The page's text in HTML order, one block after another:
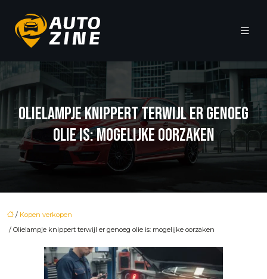
OLIELAMPJE KNIPPERT TERWIJL ER GENOEG
OLIE IS: MOGELIJKE OORZAKEN
/ Kopen verkopen
/ Olielampje knippert terwijl er genoeg olie is: mogelijke oorzaken